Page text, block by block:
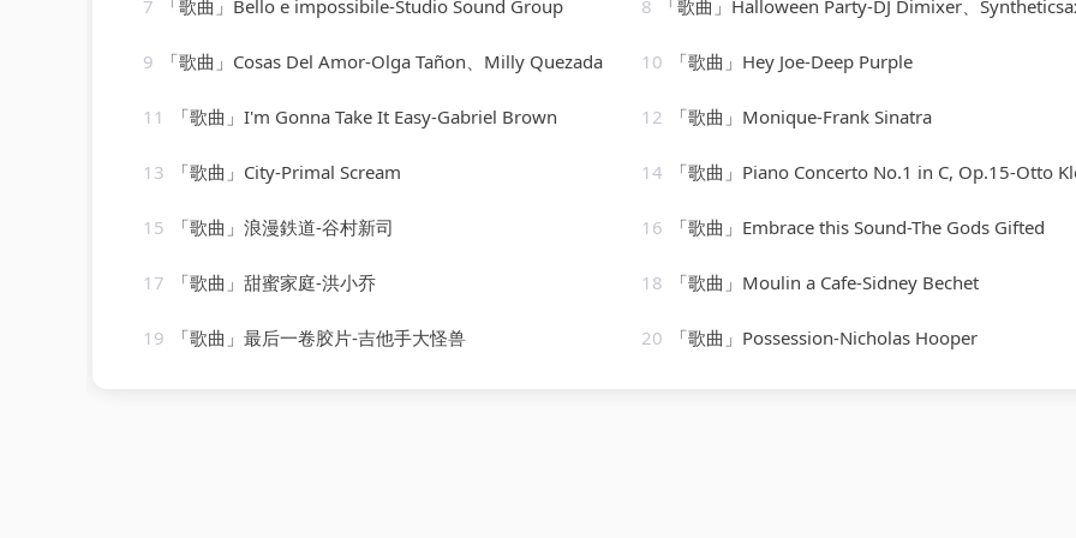
7 「歌曲」Bello e impossibile-Studio Sound Group 8 「歌曲」Halloween Party-DJ Dimixer、
9 「歌曲」Cosas Del Amor-Olga Tañon、Milly Quezada 10 「歌曲」Hey Joe-Deep Purple
11 「歌曲」I'm Gonna Take It Easy-Gabriel Brown 12 「歌曲」Monique-Frank Sinatra
13 「歌曲」City-Primal Scream 14 「歌曲」Piano Concerto No.1 in C, Op.15-Otto
15 「歌曲」浪漫鉄道-谷村新司 16 「歌曲」Embrace this Sound-The Gods Gifted
17 「歌曲」甜蜜家庭-洪小乔 18 「歌曲」Moulin a Cafe-Sidney Bechet
19 「歌曲」最后一卷胶片-吉他手大怪兽 20 「歌曲」Possession-Nicholas Hooper